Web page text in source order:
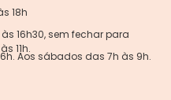
18h
16h30, sem fechar para
11h.
Aos sábados das 7h às 9h.